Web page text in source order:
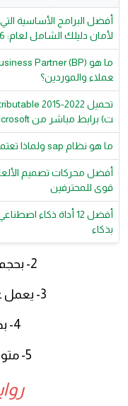
أفضل البرامج الأساسية
لأمان دليلك الشامل لعام: 2026
عملاء والموردين؟
ت) برابط مباشر من Microsoft
ما هو نظام sap ولماذا تعتمد عليه اكبر الشركات في العالم؟
قوى للمحترفين
بذكاء
2- بحجم 64 ميجا بايت فقط
3- يعمل علي الاجهزه الضعيفة
4- بدون علامة مائية
5- متوفر به اللغة العربية